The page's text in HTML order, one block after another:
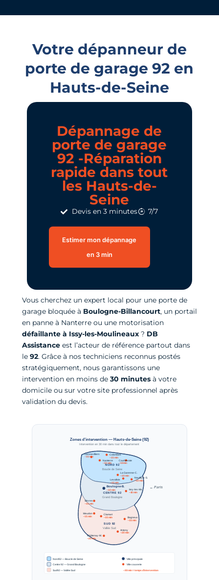
Votre dépanneur de
porte de garage 92 en
Hauts-de-Seine
Dépannage de
porte de garage
92 -Réparation
rapide dans tout
les Hauts-de-
Seine
Devis en 3 minutes 7/7
Estimer mon dépannage
en 3 min
Vous cherchez un expert local pour une porte de
garage bloquée à Boulogne-Billancourt, un portail
en panne à Nanterre ou une motorisation
défaillante à Issy-les-Moulineaux? DB
Assistanceest l’acteur de référence partout dans
le92. Grâce à nos techniciens reconnus postés
stratégiquement, nous garantissons une
intervention en moins de 30 minutesà votre
domicile ou sur votre site professionnel après
validation du devis.